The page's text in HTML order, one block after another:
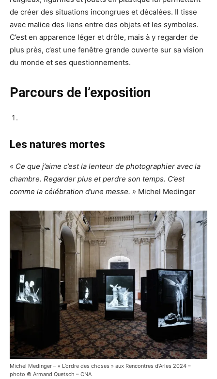
de créer des situations incongrues et décalées. Il tisse
avec malice des liens entre des objets et les symboles.
C’est en apparence léger et drôle, mais à y regarder de
plus près, c’est une fenêtre grande ouverte sur sa vision
du monde et ses questionnements.
Parcours de l’exposition
Les natures mortes
« Ce que j’aime c’est la lenteur de photographier avec la
chambre. Regarder plus et perdre son temps. C’est
comme la célébration d’une messe. » Michel Medinger
Michel Medinger – « L’ordre des choses » aux Rencontres d’Arles 2024 –
photo © Armand Quetsch – CNA